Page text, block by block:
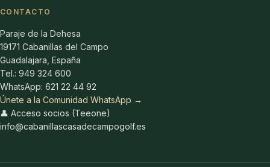
CONTACTO
Paraje de la Dehesa
19171 Cabanillas del Campo
Guadalajara, España
Tel.: 949 324 600
WhatsApp: 621 22 44 92
Únete a la Comunidad WhatsApp →
👤 Acceso socios (Teeone)
info@cabanillascasadecampogolf.es